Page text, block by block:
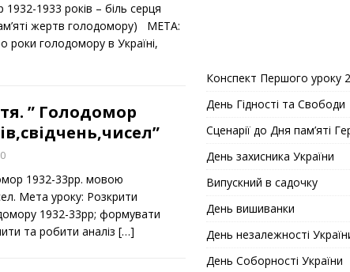
1933 років – біль серця
жертв голодомору) МЕТА:
роки голодомору в Україні,
” Голодомор
0
1932-33рр. мовою
Мета уроку: Розкрити
1932-33рр; формувати
та робити аналіз […]
Конспект Першого уроку
День Гідності та Свободи
Сценарії до Дня пам’яті
День захисника України
Випускний в садочку
День вишиванки
День незалежності
День Соборностi України